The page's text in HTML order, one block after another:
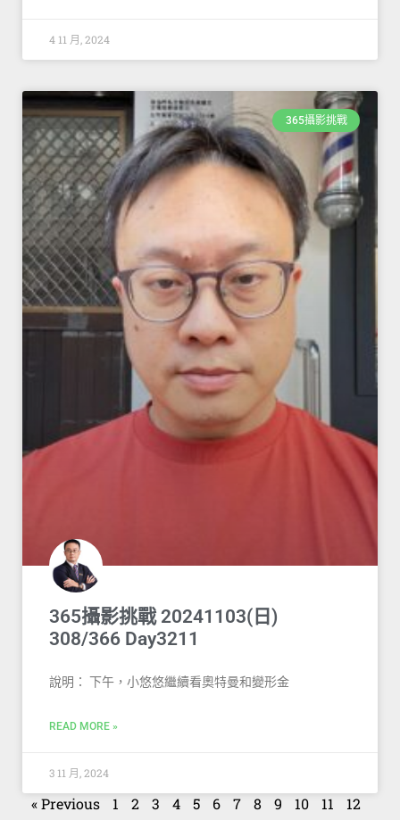
4 11 月, 2024
365攝影挑戰
365攝影挑戰 20241103(日)
308/366 Day3211
說明： 下午，小悠悠繼續看奧特曼和變形金
READ MORE »
3 11 月, 2024
« Previous 1 2 3 4 5 6 7 8 9 10 11
12